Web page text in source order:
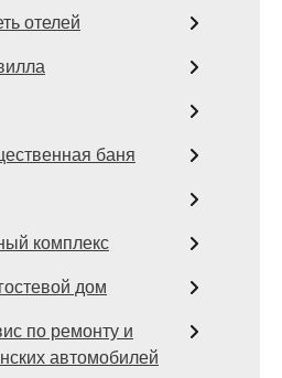
отелей
баня
комплекс
дом
по ремонту и
автомобилей